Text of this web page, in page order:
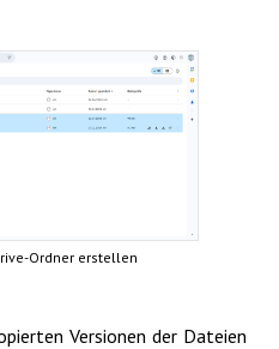
Ordner erstellen
Versionen der Dateien